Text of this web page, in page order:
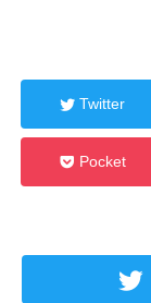
Twitter
Pocket